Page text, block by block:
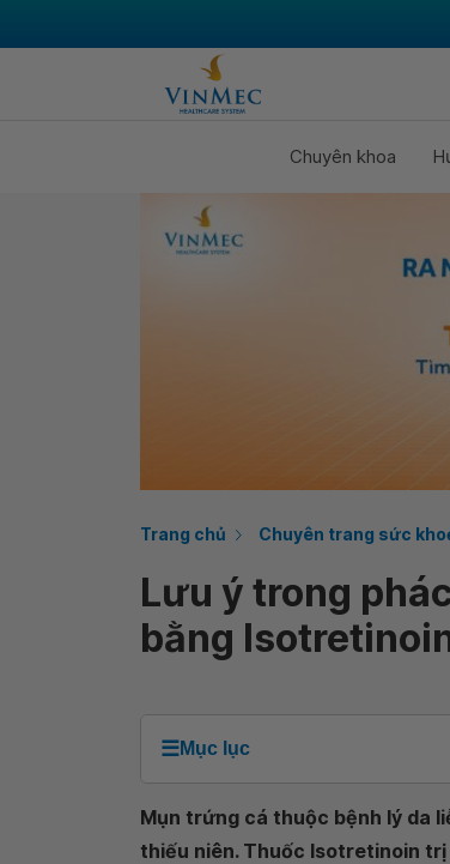
Chuyên khoa
Trang chủ Chuyên trang sức
Lưu ý trong
bằng
☰Mục lục
Mụn trứng cá thuộc bệnh lý da
thiếu niên. Thuốc Isotretinoin